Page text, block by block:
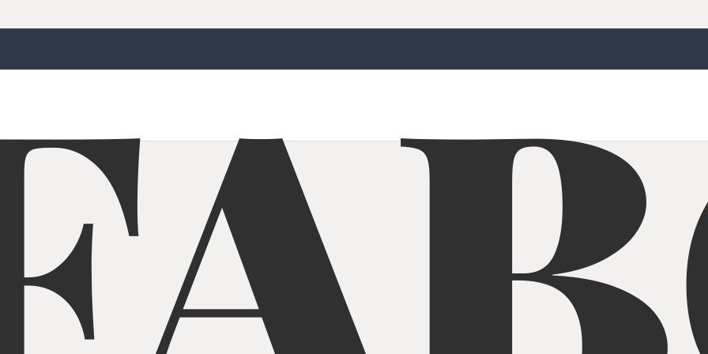
móvil de la serie MJC con cribador